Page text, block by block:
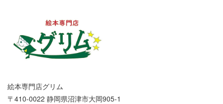
絵本専門店グリム
〒410-0022 静岡県沼津市大岡905-1